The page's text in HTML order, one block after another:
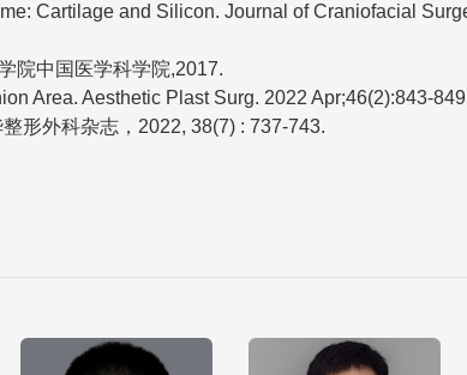
Cartilage and Silicon. Journal of Craniofacial
院中国医学科学院,2017.
Area. Aesthetic Plast Surg. 2022 Apr;46(2):843-
形外科杂志，2022, 38(7) : 737-743.